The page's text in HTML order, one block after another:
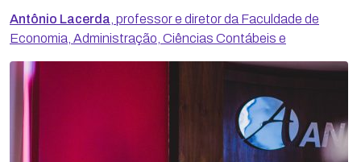
Antônio Lacerda , professor e diretor da Faculdade de
Economia, Administração, Ciências Contábeis e